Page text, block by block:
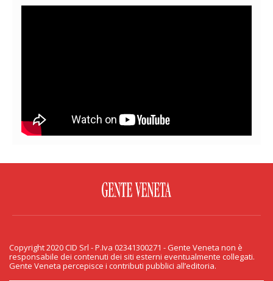
PRIVACY & COOKIE
Copyright 2020 CID Srl - P.Iva 02341300271 - Gente Veneta non è responsabile
dei contenuti dei siti esterni eventualmente collegati. Gente Veneta percepisce
Copyright 2020 CID Srl - P.Iva 02341300271 - Gente Veneta non è
responsabile dei contenuti dei siti esterni eventualmente collegati.
Gente Veneta percepisce i contributi pubblici all’editoria.